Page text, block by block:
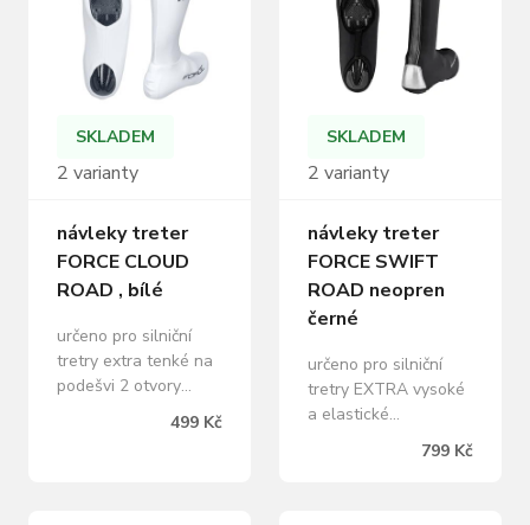
větru vyztužená
špička, reflexní prvky
materiál: 90% nylon,
10% polyester
baleno v sáčku s
kartou FORCE
SKLADEM
2 varianty
návleky treter
FORCE CLOUD
ROAD , bílé
určeno pro silniční
tretry extra tenké na
podešvi 2 otvory
otvorů na podrážce
499 Kč
SKLADEM
2 varianty
návleky treter
FORCE SWIFT
ROAD neopren
černé
určeno pro silniční
tretry EXTRA vysoké
a elastické
na podešvi 2 otvory
799 Kč